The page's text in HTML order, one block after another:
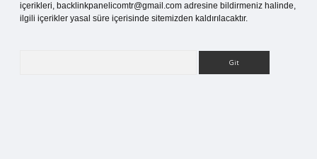
içerikleri, backlinkpanelicomtr@gmail.com adresine bildirmeniz halinde,
ilgili içerikler yasal süre içerisinde sitemizden kaldırılacaktır.